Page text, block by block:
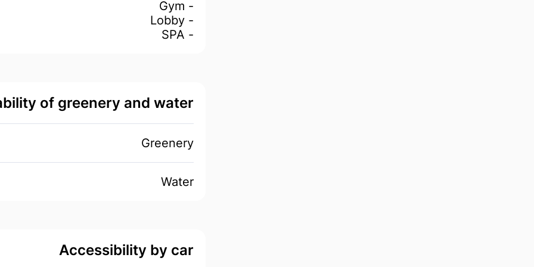
- Gym
- Lobby
- SPA
of greenery and water
Greenery
Water
Accessibility by car